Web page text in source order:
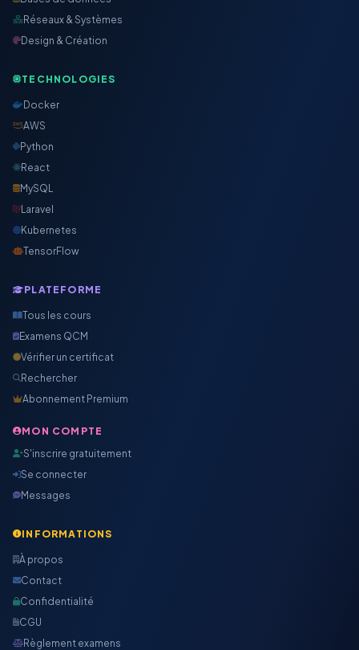
Réseaux & Systèmes
Design & Création
TECHNOLOGIES
Docker
AWS
Python
React
MySQL
Laravel
Kubernetes
TensorFlow
PLATEFORME
Tous les cours
Examens QCM
Vérifier un certificat
Rechercher
Abonnement Premium
MON COMPTE
S'inscrire gratuitement
Se connecter
Messages
INFORMATIONS
À propos
Contact
Confidentialité
CGU
Règlement examens